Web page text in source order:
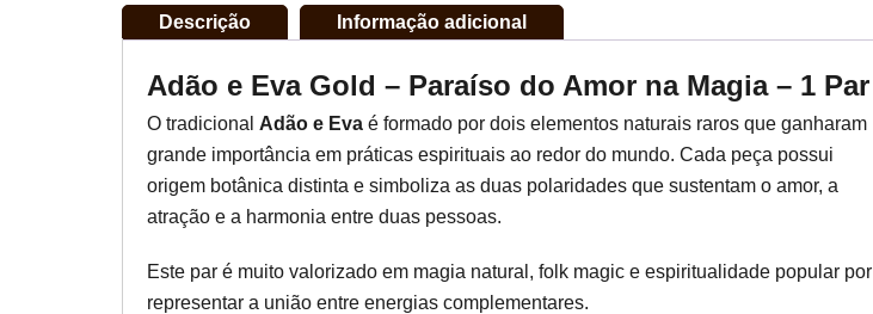
Descrição Informação adicional
Adão e Eva Gold – Paraíso do Amor na Magia – 1 Par
O tradicional Adão e Eva é formado por dois elementos naturais raros que ganharam
grande importância em práticas espirituais ao redor do mundo. Cada peça possui
origem botânica distinta e simboliza as duas polaridades que sustentam o amor, a
atração e a harmonia entre duas pessoas.
Este par é muito valorizado em magia natural, folk magic e espiritualidade popular por
representar a união entre energias complementares.